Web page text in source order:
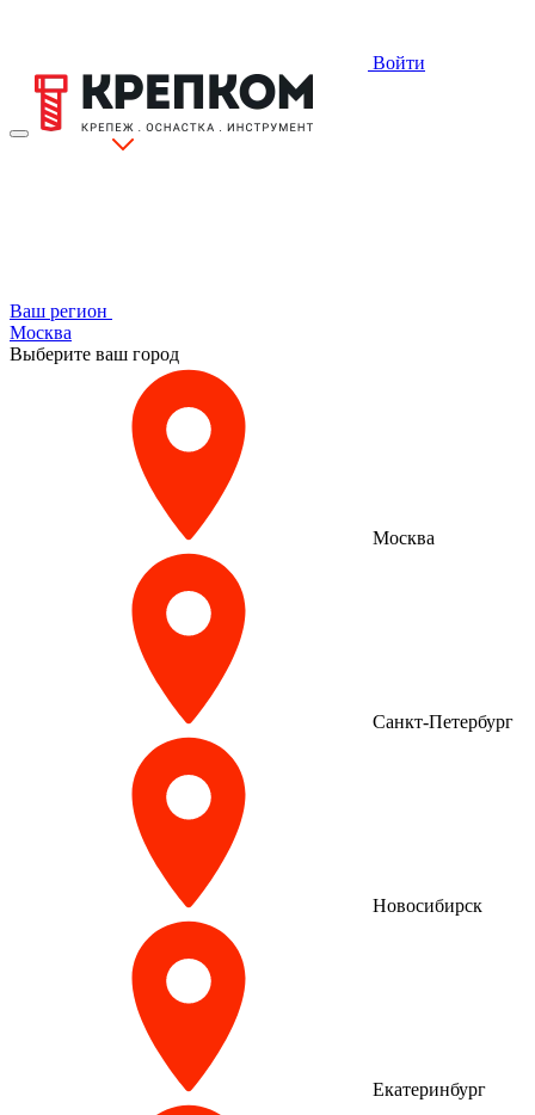
Войти
Ваш регион
Москва
Выберите ваш город
Москва
Санкт-Петербург
Новосибирск
Екатеринбург